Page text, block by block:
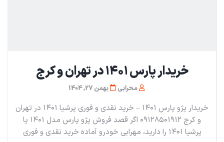
خریدار پارس ۱۴۰۱ در تهران و کرج
محرابی بهمن 27, 1404
خریدار پژو پارس ۱۴۰۱ – خرید نقدی و فوری پرشیا ۱۴۰۱ در تهران
و کرج ۰۹۱۲۸۵۰۱۹۱۲ اگر قصد فروش پژو پارس مدل ۱۴۰۱ یا
پرشیا ۱۴۰۱ را دارید، مهرابی خودرو آماده خرید نقدی و فوری